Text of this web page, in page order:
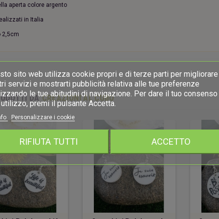
aperta colore argento
in Italia
2,5cm
DA CREAZIONI AL CUBO
sito web utilizza cookie propri e di terze parti per
servizi e mostrarti pubblicità relativa alle tue preferenze
le tue abitudini di navigazione. Per dare il tuo consenso
premi il pulsante Accetta.
Personalizzare i cookie
RIFIUTA TUTTI ACCETTO